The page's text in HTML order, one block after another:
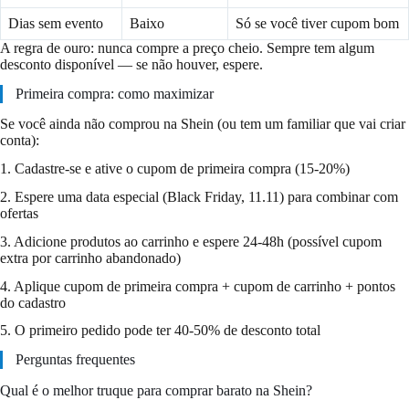
Dias sem evento Baixo
Só se você tiver cupom bom
A regra de ouro: nunca compre a preço cheio. Sempre tem algum
desconto disponível — se não houver, espere.
Primeira compra: como maximizar
Se você ainda não comprou na Shein (ou tem um familiar que vai criar
conta):
1. Cadastre-se e ative o cupom de primeira compra (15-20%)
2. Espere uma data especial (Black Friday, 11.11) para combinar com
ofertas
3. Adicione produtos ao carrinho e espere 24-48h (possível cupom
extra por carrinho abandonado)
4. Aplique cupom de primeira compra + cupom de carrinho + pontos
do cadastro
5. O primeiro pedido pode ter 40-50% de desconto total
Perguntas frequentes
Qual é o melhor truque para comprar barato na Shein?